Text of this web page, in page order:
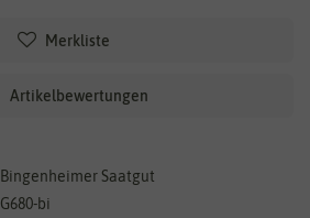
Merkliste
Artikelbewertungen
Bingenheimer Saatgut
G680-bi